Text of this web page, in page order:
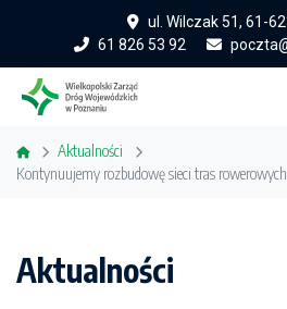
ul. Wilczak 51, 61-
61 826 53 92
Aktualności
Kontynuujemy rozbudowę sieci tras
Aktualności